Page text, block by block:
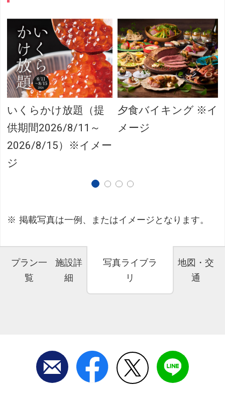
いくらかけ放題（提
供期間2026/8/11～
2026/8/15）※イメー
ジ
夕食バイキング ※イ
メージ
掲載写真は一例、またはイメージとなります。
プラン一
覧
施設詳
細
写真ライブラ
リ
地図・交
通